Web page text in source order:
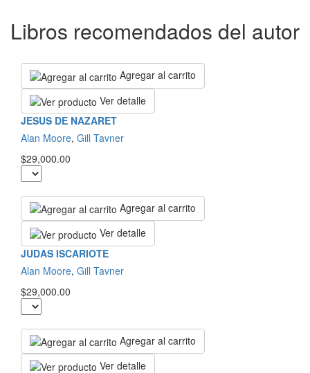
Libros recomendados del autor
Agregar al carrito
Ver detalle
JESUS DE NAZARET
Alan Moore, Gill Tavner
$29,000.00
Agregar al carrito
Ver detalle
JUDAS ISCARIOTE
Alan Moore, Gill Tavner
$29,000.00
Agregar al carrito
Ver detalle